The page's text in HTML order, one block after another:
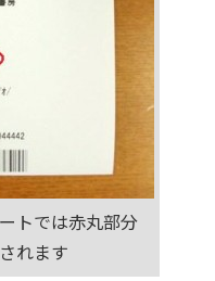
トでは赤丸部分
れます